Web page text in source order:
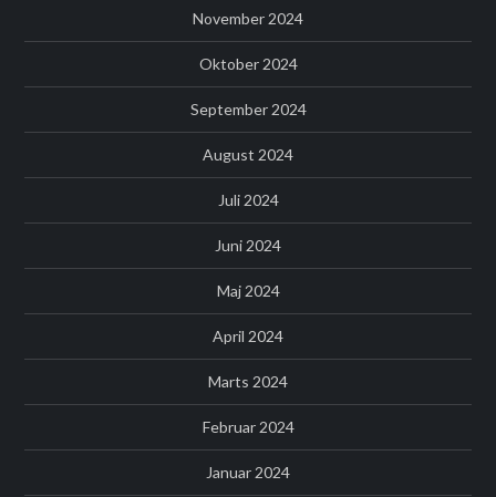
November 2024
Oktober 2024
September 2024
August 2024
Juli 2024
Juni 2024
Maj 2024
April 2024
Marts 2024
Februar 2024
Januar 2024